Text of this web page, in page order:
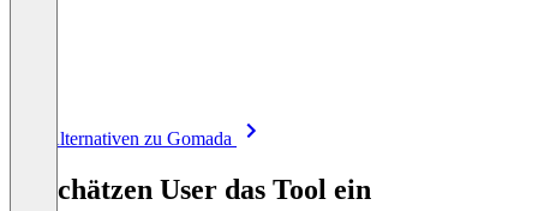
Alle Alternativen zu Gomada
So schätzen User das Tool ein